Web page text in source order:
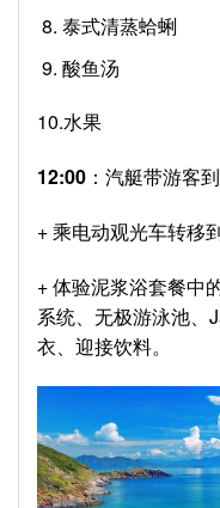
泰式清蒸蛤蜊
酸鱼汤
10.水果
12:00 ：汽艇带游客到
+ 乘电动观光车转移
+ 体验泥浆浴套餐中
系统、无极游泳池、
衣、迎接饮料。